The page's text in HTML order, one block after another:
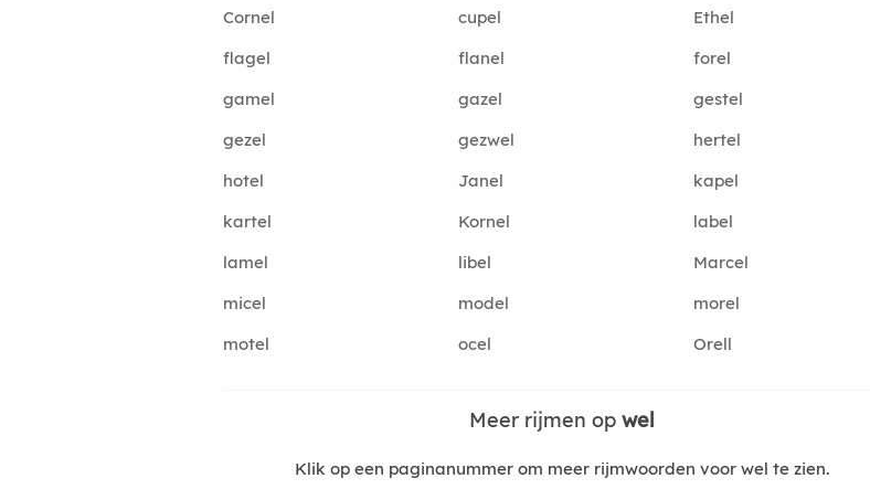
Cornel
cupel
Ethel
flagel
flanel
forel
gamel
gazel
gestel
gezel
gezwel
hertel
hotel
Janel
kapel
kartel
Kornel
label
lamel
libel
Marcel
micel
model
morel
motel
ocel Orell
Meer rijmen opwel
Klik op een paginanummer om meer rijmwoorden voor wel te zien.